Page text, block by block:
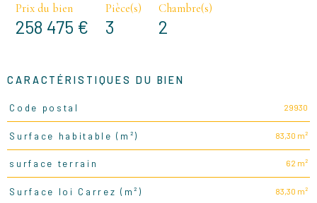
Prix du bien
258 475 €
Pièce(s)
3
Chambre(s)
2
CARACTÉRISTIQUES DU BIEN
Caractéristiques
Code postal 29930
Surface habitable (m²) 83,30 m²
surface terrain 62 m²
Surface loi Carrez (m²) 83,30 m²